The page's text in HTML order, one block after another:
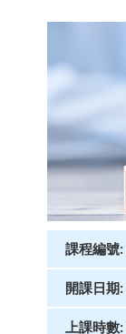
課程編號:
開課日期:
上課時數: